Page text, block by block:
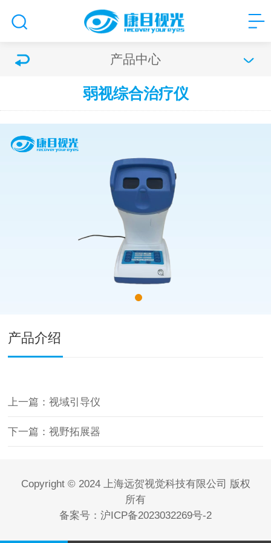
产品中心
弱视综合治疗仪
产品介绍
上一篇：视域引导仪
下一篇：视野拓展器
Copyright © 2024 上海远贺视觉科技有限公司 版权
所有
备案号： 沪ICP备2023032269号-2